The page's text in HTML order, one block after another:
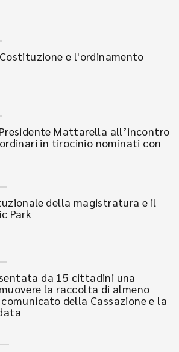
e l'ordinamento
Mattarella all’incontro
in tirocinio nominati con
della magistratura e il
Park
da 15 cittadini una
la raccolta di almeno
della Cassazione e la